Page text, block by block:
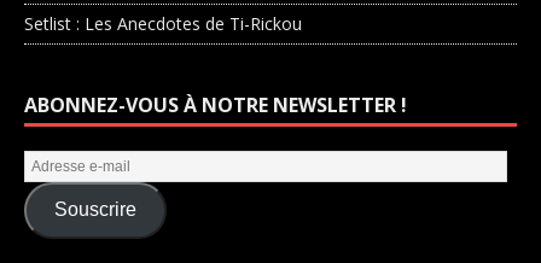
Setlist : Les Anecdotes de Ti-Rickou
ABONNEZ-VOUS À NOTRE NEWSLETTER !
Souscrire